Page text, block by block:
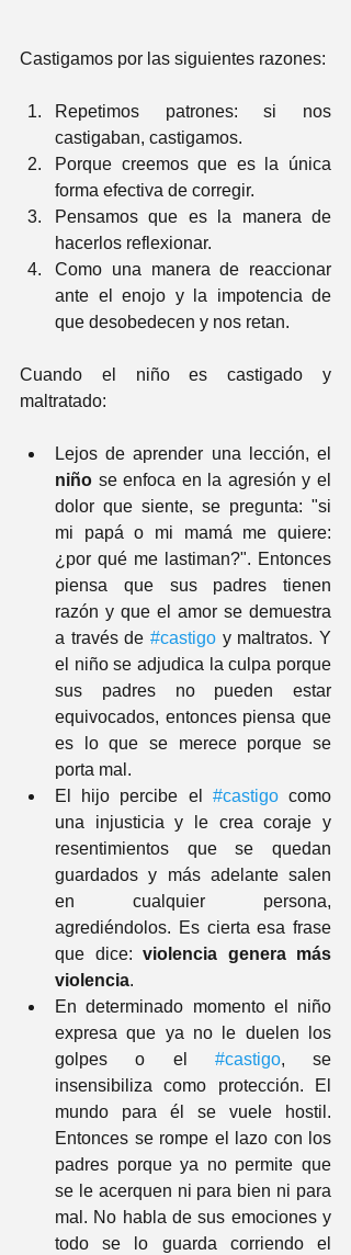
Castigamos por las siguientes razones:
Repetimos patrones: si nos
castigaban, castigamos.
Porque creemos que es la única
forma efectiva de corregir.
Pensamos que es la manera de
hacerlos reflexionar.
Como una manera de reaccionar
ante el enojo y la impotencia de
que desobedecen y nos retan.
Cuando el niño es castigado y
maltratado:
Lejos de aprender una lección, el
niño se enfoca en la agresión y el
dolor que siente, se pregunta: "si
mi papá o mi mamá me quiere:
¿por qué me lastiman?". Entonces
piensa que sus padres tienen
razón y que el amor se demuestra
a través de #castigo y maltratos. Y
el niño se adjudica la culpa porque
sus padres no pueden estar
equivocados, entonces piensa que
es lo que se merece porque se
porta mal.
El hijo percibe el #castigo como
una injusticia y le crea coraje y
resentimientos que se quedan
guardados y más adelante salen
en cualquier persona,
agrediéndolos. Es cierta esa frase
que dice: violencia genera más
violencia.
En determinado momento el niño
expresa que ya no le duelen los
golpes o el #castigo, se
insensibiliza como protección. El
mundo para él se vuele hostil.
Entonces se rompe el lazo con los
padres porque ya no permite que
se le acerquen ni para bien ni para
mal. No habla de sus emociones y
todo se lo guarda corriendo el